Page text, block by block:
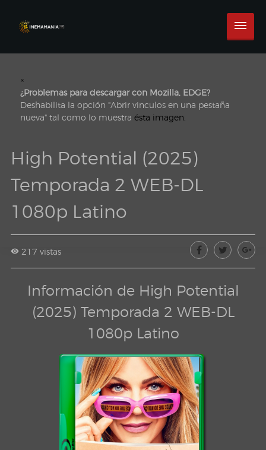
×
¿Problemas para descargar con Mozilla, EDGE?
Deshabilita la opción "Abrir vinculos en una pestaña
nueva" tal como lo muestra ésta imagen.
High Potential (2025)
Temporada 2 WEB-DL
1080p Latino
217 vistas
Información de High Potential
(2025) Temporada 2 WEB-DL
1080p Latino